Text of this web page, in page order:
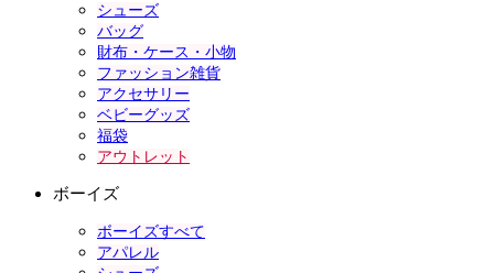
シューズ
バッグ
財布・ケース・小物
ファッション雑貨
アクセサリー
ベビーグッズ
福袋
アウトレット
ボーイズ
ボーイズすべて
アパレル